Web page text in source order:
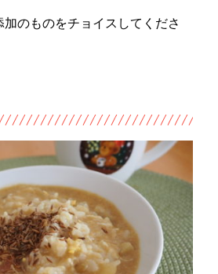
のものをチョイスしてくださ